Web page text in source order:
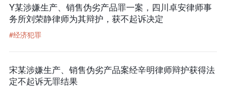
Y某涉嫌生产、销售伪劣产品罪一案，四川卓安律师事
务所刘荣静律师为其辩护，获不起诉决定
#经济犯罪
宋某涉嫌生产、销售伪劣产品案经辛明律师辩护获得法
定不起诉无罪结果